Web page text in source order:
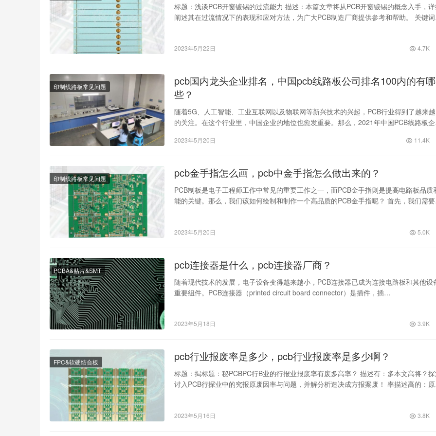
标题：浅谈PCB开窗镀锡的过流能力 描述：本篇文章将从PCB开窗镀锡的概念入手，
阐述其在过流情况下的表现和应对方法，为广大PCB制造厂商提供参考和帮助。 关键
2023年5月22日 4.7K
印制线路板常见问题
pcb国内龙头企业排名，中国pcb线路板公司排名100内的有哪
些？
随着5G、人工智能、工业互联网以及物联网等新兴技术的兴起，PCB行业得到了越来
的关注。在这个行业里，中国企业的地位也愈发重要。那么，2021年中国PCB线路板
2023年5月20日 11.4K
印制线路板常见问题 pcb金手指怎么画，pcb中金手指怎么做出来的？
PCB制板是电子工程师工作中常见的重要工作之一，而PCB金手指则是提高电路板品质
能的关键。那么，我们该如何绘制和制作一个高品质的PCB金手指呢？ 首先，我们需
2023年5月20日 5.0K
PCBA&贴片&SMT pcb连接器是什么，pcb连接器厂商？
随着现代技术的发展，电子设备变得越来越小，PCB连接器已成为连接电路板和其他设
重要组件。PCB连接器（printed circuit board connector）是插件，插…
2023年5月18日 3.9K
FPC&软硬结合板 pcb行业报废率是多少，pcb行业报废率是多少啊？
标题：揭标题：秘PCBPC行B业的行报业报废率有废多高率？ 描述有：多本文高将？
讨入PCB行探业中的究报原废因率与问题，并解分析造决成方报案废！ 率描述高的：
2023年5月16日 3.8K